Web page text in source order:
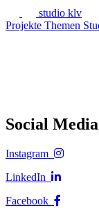
studio klv
Projekte Themen
Social Media
Instagram
LinkedIn
Facebook